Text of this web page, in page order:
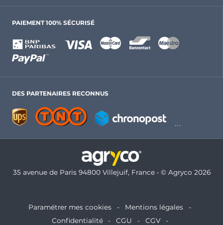
PAIEMENT 100% SÉCURISÉ
DES PARTENAIRES RECONNUS
35 avenue de Paris 94800 Villejuif, France • © Agryco 2026
Paramétrer mes cookies
Mentions légales
Confidentialité
CGU
CGV